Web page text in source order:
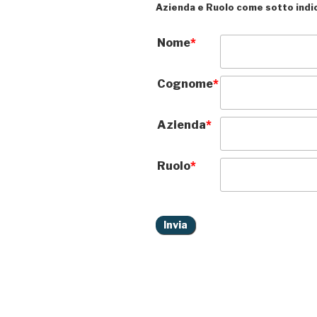
Azienda e Ruolo come sotto
Nome*
Cognome*
Azienda*
Ruolo*